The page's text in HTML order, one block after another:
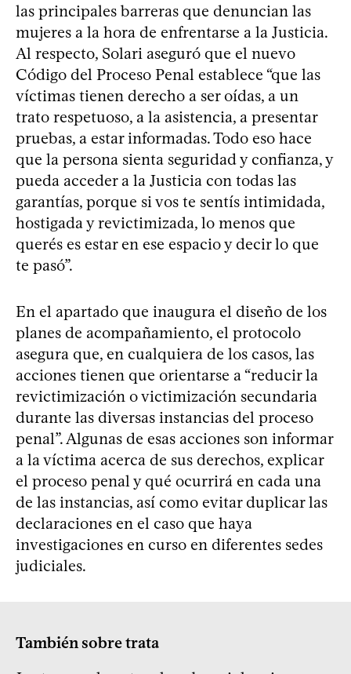
las principales barreras que denuncian las
mujeres a la hora de enfrentarse a la Justicia.
Al respecto, Solari aseguró que el nuevo
Código del Proceso Penal establece “que las
víctimas tienen derecho a ser oídas, a un
trato respetuoso, a la asistencia, a presentar
pruebas, a estar informadas. Todo eso hace
que la persona sienta seguridad y confianza, y
pueda acceder a la Justicia con todas las
garantías, porque si vos te sentís intimidada,
hostigada y revictimizada, lo menos que
querés es estar en ese espacio y decir lo que
te pasó”.
En el apartado que inaugura el diseño de los
planes de acompañamiento, el protocolo
asegura que, en cualquiera de los casos, las
acciones tienen que orientarse a “reducir la
revictimización o victimización secundaria
durante las diversas instancias del proceso
penal”. Algunas de esas acciones son informar
a la víctima acerca de sus derechos, explicar
el proceso penal y qué ocurrirá en cada una
de las instancias, así como evitar duplicar las
declaraciones en el caso que haya
investigaciones en curso en diferentes sedes
judiciales.
También sobre trata